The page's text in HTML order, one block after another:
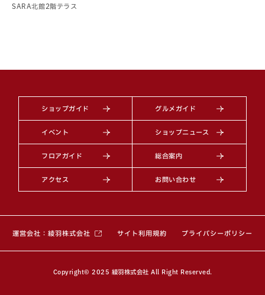
SARA北館2階テラス
ショップガイド グルメガイド
イベント ショップニュース
フロアガイド 総合案内
アクセス お問い合わせ
運営会社：綾羽株式会社 （別ウィンドウで開きます）
サイト利用規約 プライバシーポリシー
Copyright© 2025 綾羽株式会社 All Right Reserved.